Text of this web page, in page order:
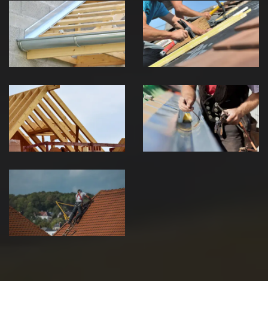
Pose de
Chéneau 39
Jura
Réparation de
toiture 39
Jura
Traitement de
charpente 39
Jura
Travaux de
zinguerie 39
Jura
Urgence fuite
de toiture 39
Jura